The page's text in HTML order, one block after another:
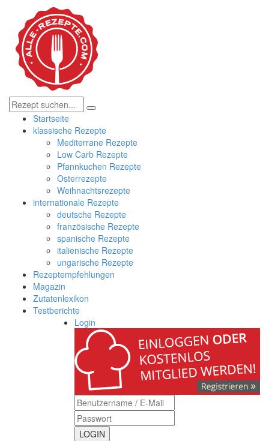
Startseite
klassische Rezepte
Mediterrane Rezepte
Low Carb Rezepte
Pfannkuchen Rezepte
Osterrezepte
Weihnachtsrezepte
internationale Rezepte
deutsche Rezepte
französische Rezepte
spanische Rezepte
italienische Rezepte
ungarische Rezepte
Rezeptempfehlungen
Magazin
Zutatenlexikon
Testberichte
Login
LOGIN